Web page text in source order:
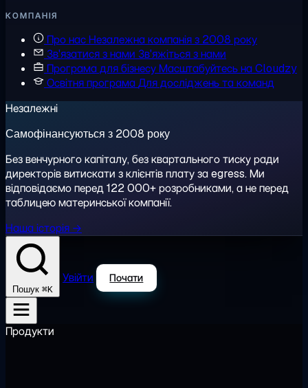
КОМПАНІЯ
Про насНезалежна компанія з 2008 року
Зв'язатися з нами Зв'яжіться з нами
Програма для бізнесуМасштабуйтесь на Cloudzy
Освітня програмаДля досліджень та команд
Незалежні
Самофінансуються з 2008 року
Без венчурного капіталу, без квартального тиску ради
директорів витискати з клієнтів плату за egress. Ми
відповідаємо перед 122 000+ розробниками, а не перед
таблицею материнської компанії.
Наша історія →
Пошук ⌘K
Увійти Почати
Продукти